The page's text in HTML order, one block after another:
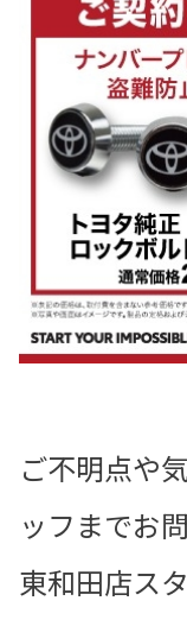
ご不明点や
ッフまでお
東和田店ス